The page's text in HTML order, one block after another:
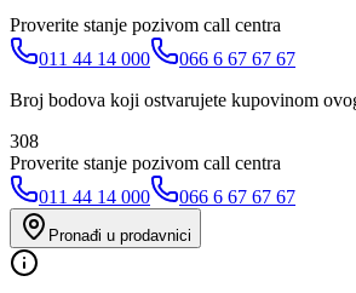
Proverite stanje pozivom call centra
011 44 14 000
066 6 67 67 67
Broj bodova koji ostvarujete kupovinom
308
Proverite stanje pozivom call centra
011 44 14 000
066 6 67 67 67
Pronađi u prodavnici